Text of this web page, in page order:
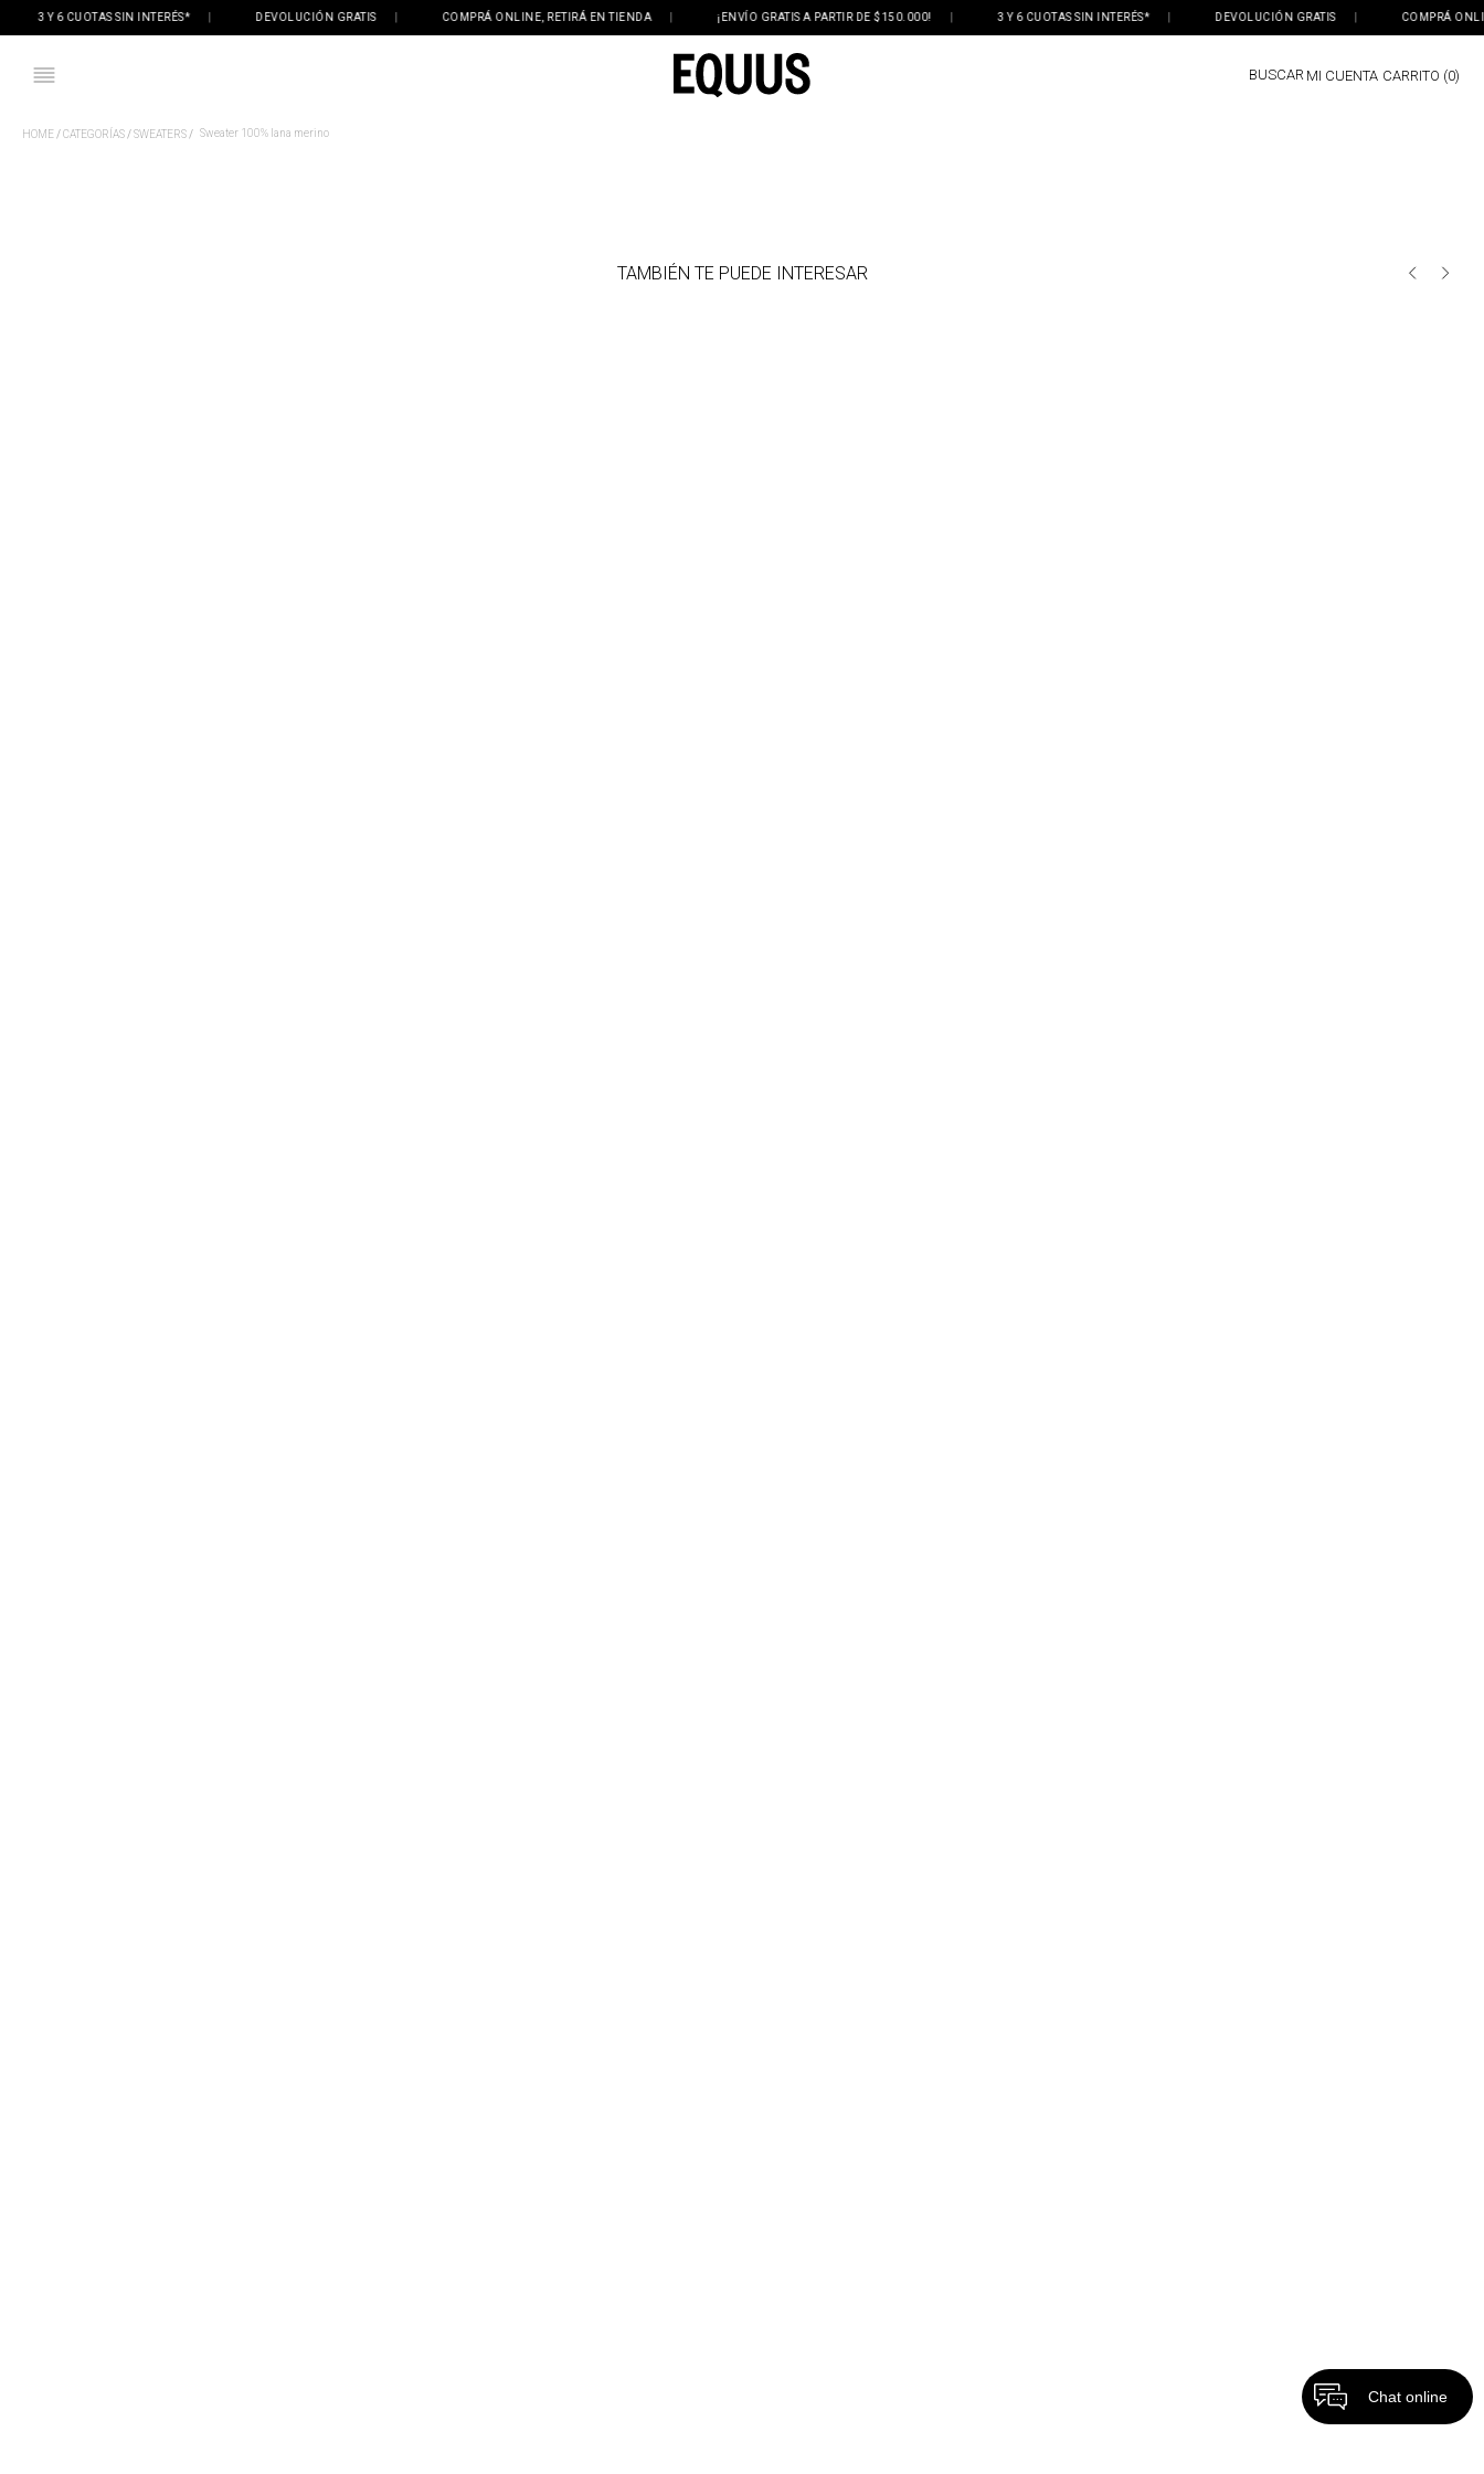
3 Y 6 CUOTAS SIN INTERÉS* | DEVOLUCIÓN GRATIS | COMPRÁ ONLINE, RETIRÁ EN TIENDA | ¡ENVÍO GRATIS A PARTIR DE $150.000! | 3 Y 6 CUOTAS SIN INTERÉS* | DEVOLUCIÓN GRATIS | COMPRÁ
BUSCAR MI CUENTA 0
CATEGORÍAS SWEATERS Sweater 100% lana merino
TAMBIÉN TE PUEDE INTERESAR
Chat online